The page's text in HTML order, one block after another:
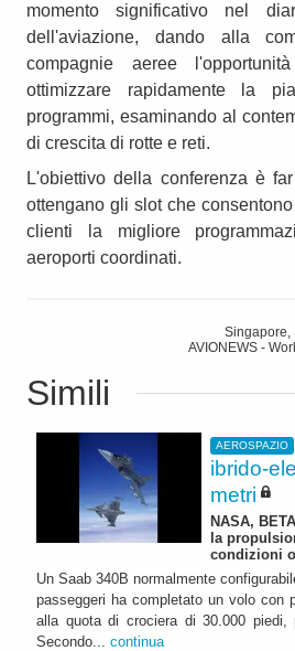
momento significativo nel
dell'aviazione, dando alla
compagnie aeree
ottimizzare rapidamente la
programmi, esaminando al
di crescita di rotte e reti.
L'obiettivo della conferenza è
ottengano gli slot che
clienti la migliore
aeroporti coordinati.
Singapore,
AVIONEWS -
Simili
AEROSPAZIO
ibrido-
metri
NASA,
la
condizioni
Un Saab 340B normalmente
passeggeri ha completato un volo con
alla quota di crociera di 30.000 piedi,
Secondo... continua